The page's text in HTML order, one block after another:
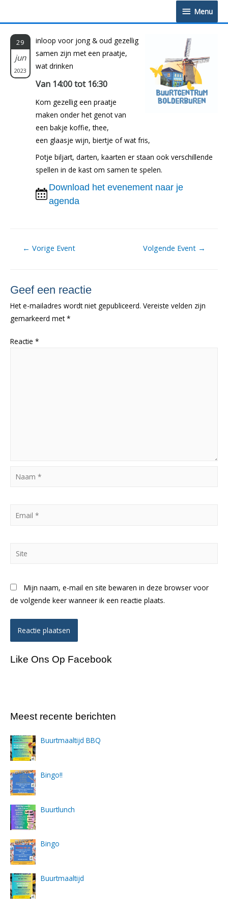
Menu
Menu
29
jun
2023
inloop voor jong & oud gezellig
samen zijn met een praatje,
wat drinken
Van 14:00 tot 16:30
Kom gezellig een praatje
maken onder het genot van
een bakje koffie, thee,
een glaasje wijn, biertje of wat fris,
Potje biljart, darten, kaarten er staan ook verschillende
spellen in de kast om samen te spelen.
Download het evenement naar je
agenda
Berichtnavigatie
← Vorige Event Volgende Event →
Geef een reactie
Het e-mailadres wordt niet gepubliceerd. Vereiste velden zijn
gemarkeerd met*
Reactie *
Naam
Mijn naam, e-mail en site bewaren in deze browser voor
de volgende keer wanneer ik een reactie plaats.
Like Ons Op Facebook
Meest recente berichten
Buurtmaaltijd BBQ
Bingo!!
Buurtlunch
Bingo
Buurtmaaltijd